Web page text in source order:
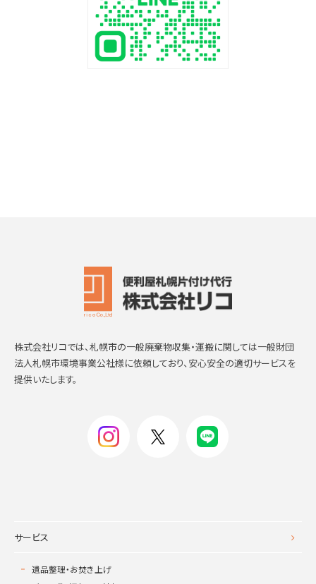
株式会社リコでは、札幌市の一般廃棄物収集・運搬に関しては一般財団
法人札幌市環境事業公社様に依頼しており、安心安全の適切サービスを
提供いたします。
サービス
遺品整理・お焚き上げ